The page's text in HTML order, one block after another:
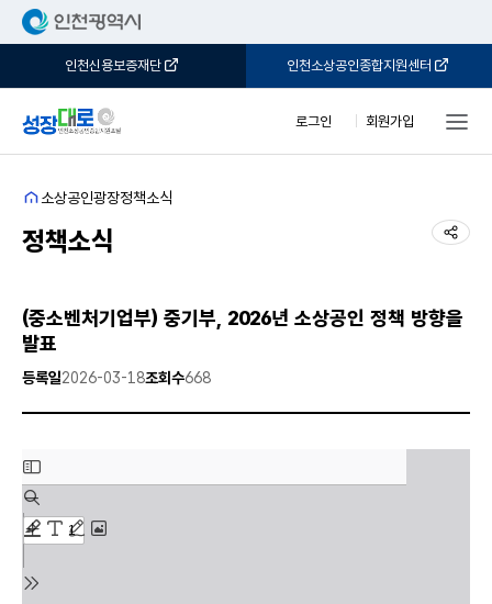
인천신용보증재단 인천소상공인종합지원센터
로그인 회원가입
홈
소상공인광장정책소식
정책소식 공
(중소벤처기업부) 중기부, 2026년 소상공인 정책 방향을
발표
등록일2026-03-18조회수668